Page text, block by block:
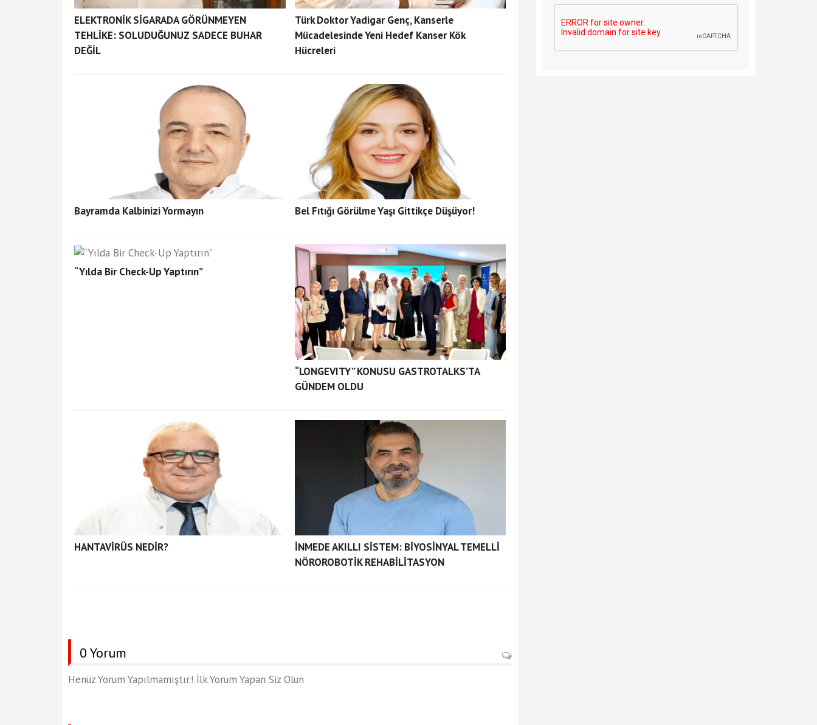
ELEKTRONİK SİGARADA GÖRÜNMEYEN
TEHLİKE: SOLUDUĞUNUZ SADECE BUHAR
DEĞİL
Türk Doktor Yadigar Genç, Kanserle
Mücadelesinde Yeni Hedef Kanser Kök
Hücreleri
Bayramda Kalbinizi Yormayın Bel Fıtığı Görülme Yaşı Gittikçe Düşüyor!
“Yılda Bir Check-Up Yaptırın”
“LONGEVITY” KONUSU GASTROTALKS’TA
GÜNDEM OLDU
HANTAVİRÜS NEDİR?
İNMEDE AKILLI SİSTEM: BİYOSİNYAL TEMELLİ
NÖROROBOTİK REHABİLİTASYON
0 Yorum
Henüz Yorum Yapılmamıştır.! İlk Yorum Yapan Siz Olun